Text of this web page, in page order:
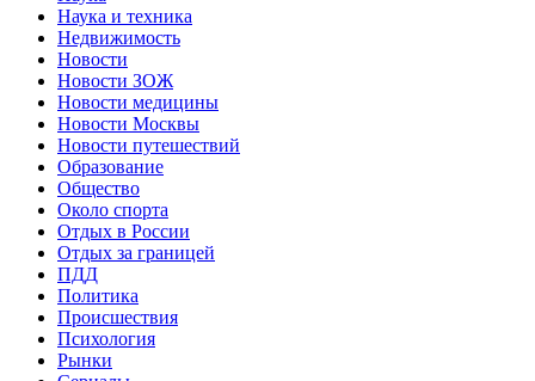
Наука и техника
Недвижимость
Новости
Новости ЗОЖ
Новости медицины
Новости Москвы
Новости путешествий
Образование
Общество
Около спорта
Отдых в России
Отдых за границей
ПДД
Политика
Происшествия
Психология
Рынки